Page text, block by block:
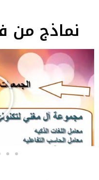
نماذج من